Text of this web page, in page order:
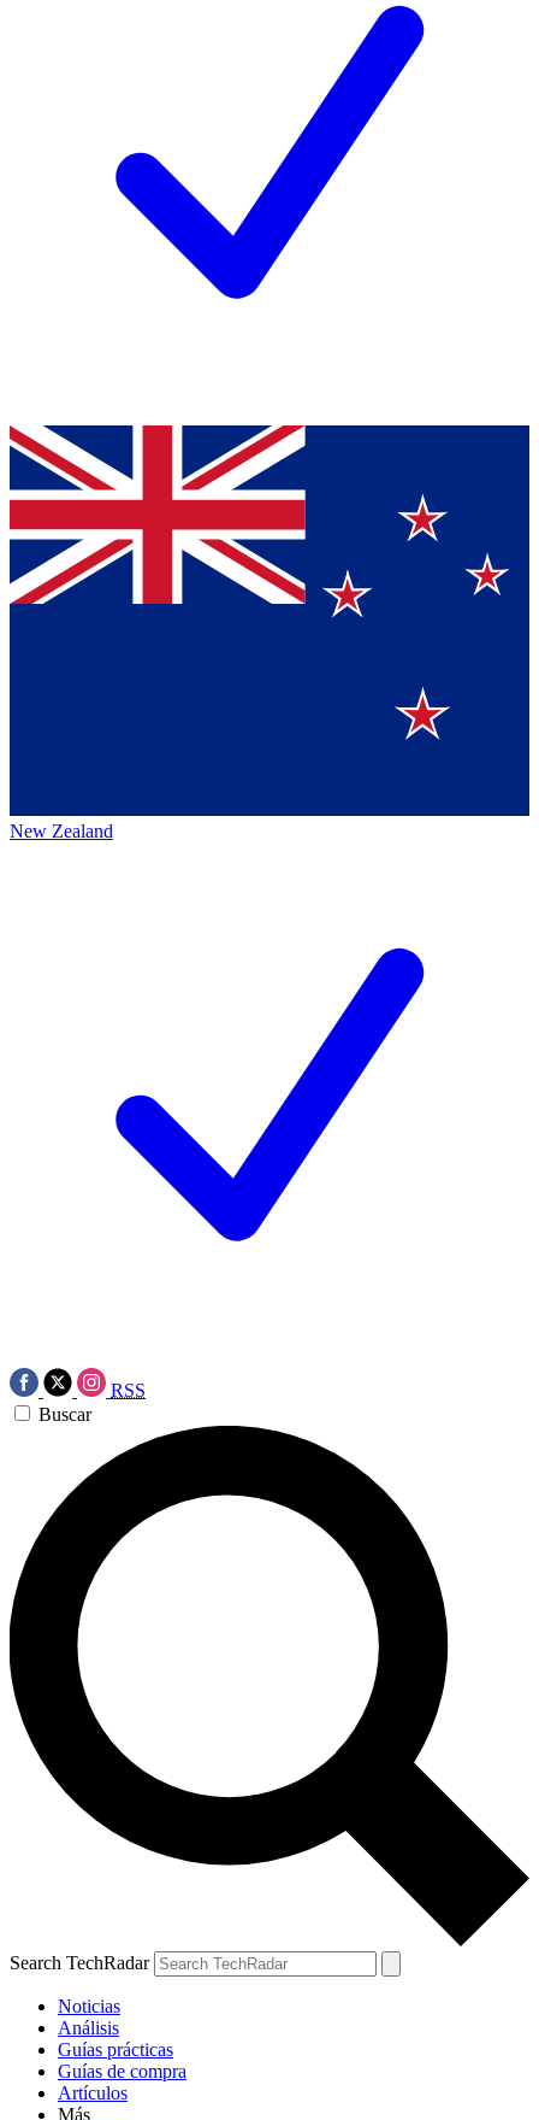
New Zealand
RSS
Buscar
Search TechRadar
Noticias
Análisis
Guías prácticas
Guías de compra
Artículos
Más